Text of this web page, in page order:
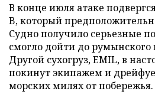
В конце июля атаке
B, который
Судно получило серьезные
смогло дойти до румынского
Другой сухогруз, EMIL, в
покинут экипажем и
морских милях от побережья.